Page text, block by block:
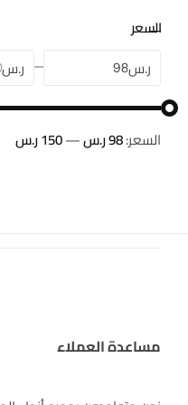
السعر
ر.س
ر.س
السعر:98 ر.س —150 ر.س
مساعدة العملاء